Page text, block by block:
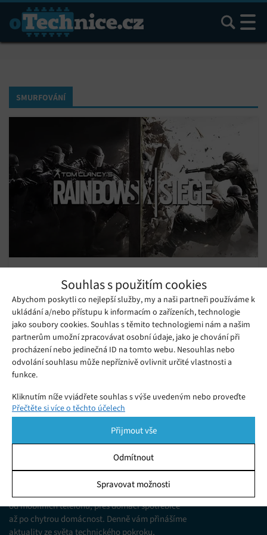
Souhlas s použitím cookies
Abychom poskytli co nejlepší služby, my a naši partneři používáme k
ukládání a/nebo přístupu k informacím o zařízeních, technologie
jako soubory cookies. Souhlas s těmito technologiemi nám a našim
partnerům umožní zpracovávat osobní údaje, jako je chování při
procházení nebo jedinečná ID na tomto webu. Nesouhlas nebo
odvolání souhlasu může nepříznivě ovlivnit určité vlastnosti a
funkce.
Kliknutím níže vyjádřete souhlas s výše uvedeným nebo proveďte
podrobnější rozhodnutí. Vaše volby budou použity pouze na tomto
pomocí přepínačů v Zásadách cookies nebo kliknutím na tlačítko
Spravovat souhlas ve spodní části obrazovky.
Ukládání a/nebo přístup k informacím v zařízení, Porozumění
publiku prostřednictvím statistik nebo kombinací údajů z
různých zdrojů.
Přečtěte si více o těchto účelech
Přijmout vše
Odmítnout
Spravovat možnosti
Hledat
SMURFOVÁNÍ
zařadit mezi hry zdarma
Pátek 28. 02. 2020 Samuel
Oblíbená taktická střílečka Rainbow Six Siege z roku 2015 by
se nyní mohla podle slov vývojářů zařadit po bok dalších Free-
to-play her, tedy herních titulů, které je možné si zahrát zcela
zdarma.
Jsme web zajímající se o technologické novinky
od mobilních telefonů, přes domácí spotřebiče
až po chytrou domácnost. Denně vám přinášíme
aktuality ze světa technického pokroku,